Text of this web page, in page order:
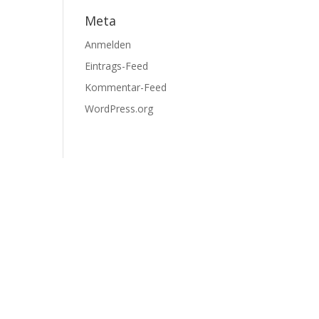
Meta
Anmelden
Eintrags-Feed
Kommentar-Feed
WordPress.org